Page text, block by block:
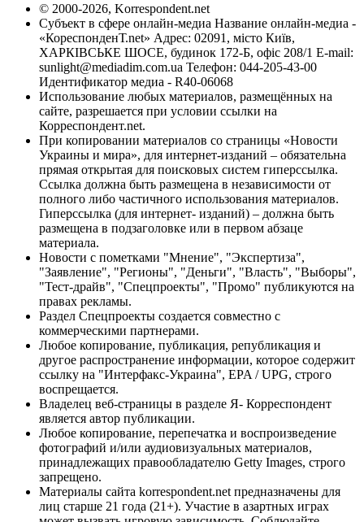
© 2000-2026, Korrespondent.net
Субъект в сфере онлайн-медиа Название онлайн-медиа -
«КореспонденТ.net» Адрес: 02091, місто Київ,
ХАРКІВСЬКЕ ШОСЕ, будинок 172-Б, офіс 208/1 E-mail:
sunlight@mediadim.com.ua Телефон: 044-205-43-00
Идентификатор медиа - R40-06068
Использование любых материалов, размещённых на
сайте, разрешается при условии ссылки на
Корреспондент.net.
При копировании материалов со страницы «Новости
Украины и мира», для интернет-изданий – обязательна
прямая открытая для поисковых систем гиперссылка.
Ссылка должна быть размещена в независимости от
полного либо частичного использования материалов.
Гиперссылка (для интернет- изданий) – должна быть
размещена в подзаголовке или в первом абзаце
материала.
Новости с пометками "Мнение", "Экспертиза",
"Заявление", "Регионы", "Деньги", "Власть", "Выборы",
"Тест-драйв", "Спецпроекты", "Промо" публикуются на
правах рекламы.
Раздел Спецпроекты создается совместно с
коммерческими партнерами.
Любое копирование, публикация, републикация и
другое распространение информации, которое содержит
ссылку на "Интерфакс-Украина", EPA / UPG, строго
воспрещается.
Владелец веб-страницы в разделе Я- Корреспондент
является автор публикации.
Любое копирование, перепечатка и воспроизведение
фотографий и/или аудиовизуальных материалов,
принадлежащих правообладателю Getty Images, строго
запрещено.
Материалы сайта korrespondent.net предназначены для
лиц старше 21 года (21+). Участие в азартных играх